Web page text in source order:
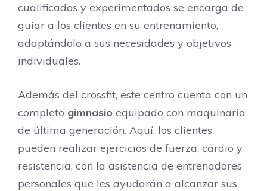
cualificados y experimentados se encarga de
guiar a los clientes en su entrenamiento,
adaptándolo a sus necesidades y objetivos
individuales.
Además del crossfit, este centro cuenta con un
completo gimnasio equipado con maquinaria
de última generación. Aquí, los clientes
pueden realizar ejercicios de fuerza, cardio y
resistencia, con la asistencia de entrenadores
personales que les ayudarán a alcanzar sus